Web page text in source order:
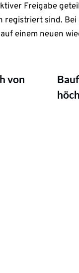
Freigabe
sind. Bei
einem neuen
von